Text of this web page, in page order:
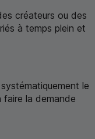
créateurs ou des
à temps plein et
le
faire la demande